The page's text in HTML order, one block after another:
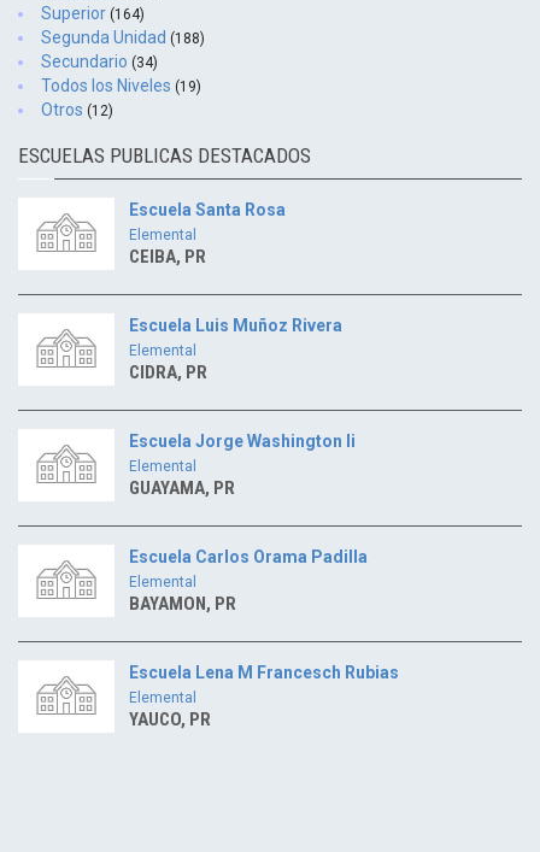
Superior (164)
Segunda Unidad (188)
Secundario (34)
Todos los Niveles (19)
Otros (12)
ESCUELAS PUBLICAS DESTACADOS
Escuela Santa Rosa
Elemental
CEIBA, PR
Escuela Luis Muñoz Rivera
Elemental
CIDRA, PR
Escuela Jorge Washington Ii
Elemental
GUAYAMA, PR
Escuela Carlos Orama Padilla
Elemental
BAYAMON, PR
Escuela Lena M Francesch Rubias
Elemental
YAUCO, PR